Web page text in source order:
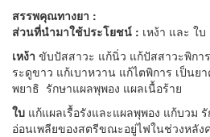
สรรพคุณทางยา :
ส่วนที่นำมาใช้ประโยชน์ : เหง้า และ ใบ
เหง้า ขับปัสสาวะ แก้นิ่ว แก้ปัสสาวะพิกา
ระดูขาว แก้เบาหวาน แก้ไตพิการ เป็นย
พยาธิ รักษาแผลพุพอง แผลเนื้อร้าย
ใบ แก้แผลเรื้อรังและแผลพุพอง แก้บวม
อ่อนเพลียของสตรีขณะอยู่ไฟในช่วงหลัง